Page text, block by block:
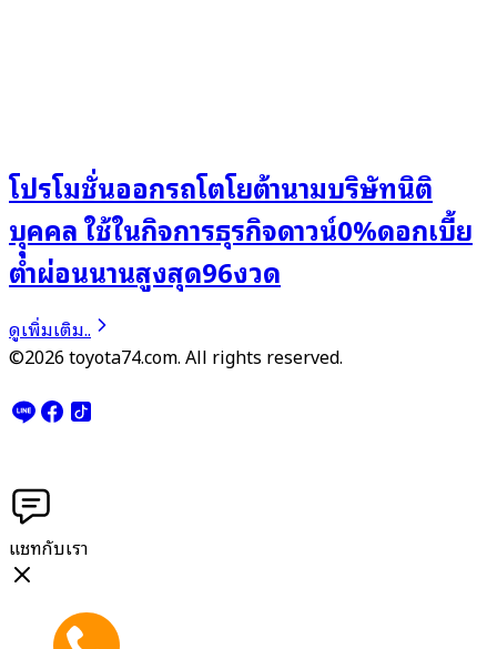
โปรโมชั่นออกรถโตโยต้านามบริษัทนิติ
บุุคคล ใช้ในกิจการธุรกิจดาวน์0%ดอกเบี้ย
ต่ำผ่อนนานสูงสุด96งวด
ดูเพิ่มเติม..
©2026 toyota74.com. All rights reserved.
แชทกับเรา